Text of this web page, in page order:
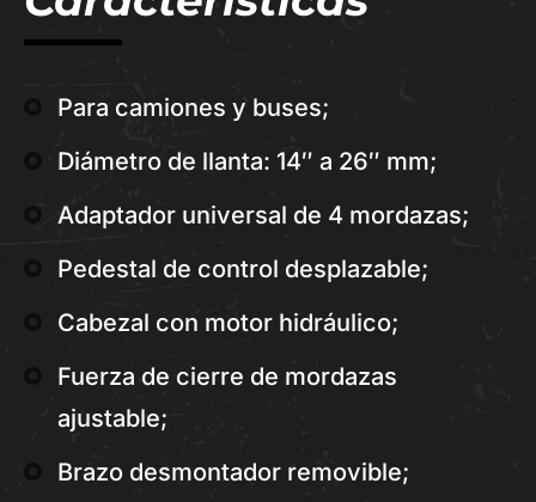
Para camiones y buses;
Diámetro de llanta: 14″ a 26″ mm;
Adaptador universal de 4 mordazas;
Pedestal de control desplazable;
Cabezal con motor hidráulico;
Fuerza de cierre de mordazas
ajustable;
Brazo desmontador removible;